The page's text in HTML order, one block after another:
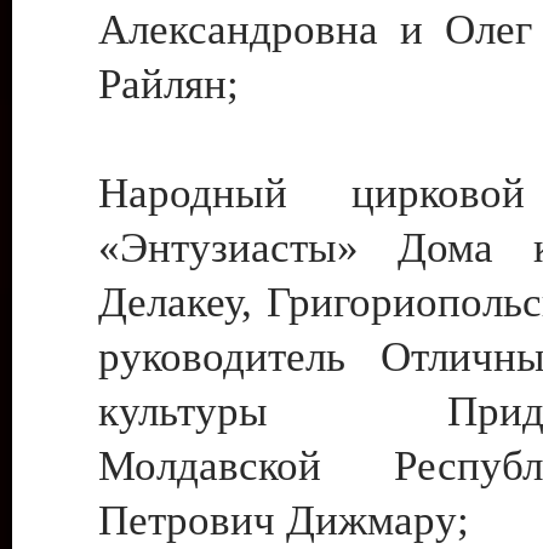
Александровна и
Райлян;
Народный цирковой
«Энтузиасты» Дома
Делакеу,
руководитель
культуры
Молдавской
Петрович Дижмару;